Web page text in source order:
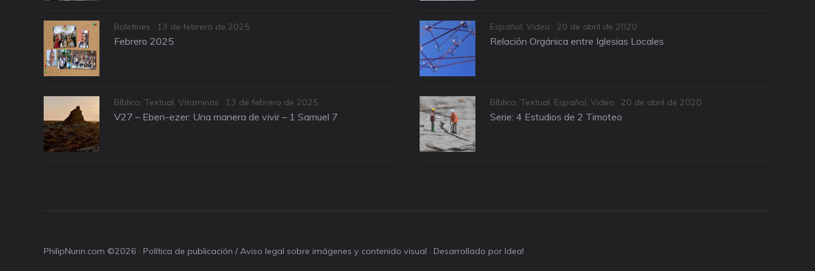
Categories
Boletines
Posted
on
13 de febrero de 2025
Febrero 2025
Categories
Bíblico: Textual,Vitaminas
Posted
on
13 de febrero de 2025
V27 – Eben-ezer: Una manera de vivir – 1 Samuel 7
Categories
Español, Video
Posted
on
20 de abril de 2020
Relación Orgánica entre Iglesias Locales
Categories
Bíblico: Textual, Español, Video
Posted
on
20 de abril de 2020
Serie: 4 Estudios de 2 Timoteo
PhilipNunn.com ©2026 · Política de publicación / Aviso legal sobre imágenes y contenido visual · Desarrollado por Idea!